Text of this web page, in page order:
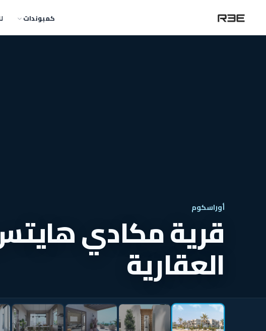
كمبوندات
أوراسكوم
قرية مكادي
العقارية